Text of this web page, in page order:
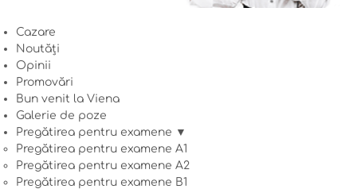
Cazare
Noutăți
Opinii
Promovări
Bun venit la Viena
Galerie de poze
Pregătirea pentru examene ▼
Pregătirea pentru examene A1
Pregătirea pentru examene A2
Pregătirea pentru examene B1